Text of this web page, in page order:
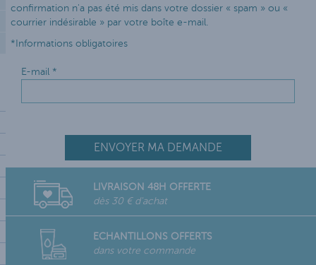
confirmation n'a pas été mis dans votre dossier « spam » ou «
courrier indésirable » par votre boîte e-mail.
* Informations obligatoires
E-mail *
LIVRAISON 48H OFFERTE
dès 30 € d'achat
ECHANTILLONS OFFERTS
dans votre commande